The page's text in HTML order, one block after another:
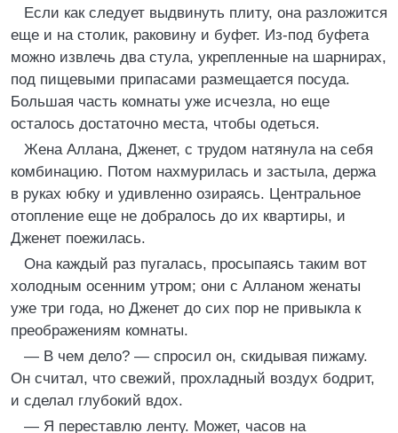
Если как следует выдвинуть плиту, она разложится
еще и на столик, раковину и буфет. Из-под буфета
можно извлечь два стула, укрепленные на шарнирах,
под пищевыми припасами размещается посуда.
Большая часть комнаты уже исчезла, но еще
осталось достаточно места, чтобы одеться.
Жена Аллана, Дженет, с трудом натянула на себя
комбинацию. Потом нахмурилась и застыла, держа
в руках юбку и удивленно озираясь. Центральное
отопление еще не добралось до их квартиры, и
Дженет поежилась.
Она каждый раз пугалась, просыпаясь таким вот
холодным осенним утром; они с Алланом женаты
уже три года, но Дженет до сих пор не привыкла к
преображениям комнаты.
— В чем дело? — спросил он, скидывая пижаму.
Он считал, что свежий, прохладный воздух бодрит,
и сделал глубокий вдох.
— Я переставлю ленту. Может, часов на